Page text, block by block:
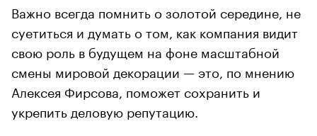
Важно всегда помнить о золотой середине, не
суетиться и думать о том, как компания видит
свою роль в будущем на фоне масштабной
смены мировой декорации — это, по мнению
Алексея Фирсова, поможет сохранить и
укрепить деловую репутацию.